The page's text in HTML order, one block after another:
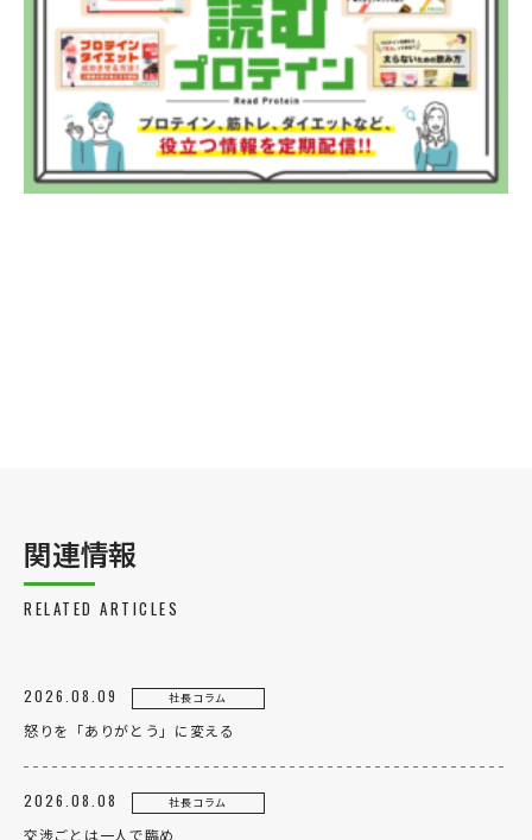
リクルート
法人のお客様
OEM
お問い合わせ
関連情報
RELATED ARTICLES
2026.08.09 社長コラム
怒りを「ありがとう」に変える
2026.08.08 社長コラム
交渉ごとは一人で臨め